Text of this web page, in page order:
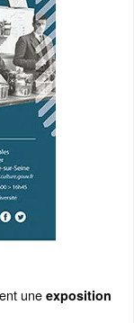
une exposition